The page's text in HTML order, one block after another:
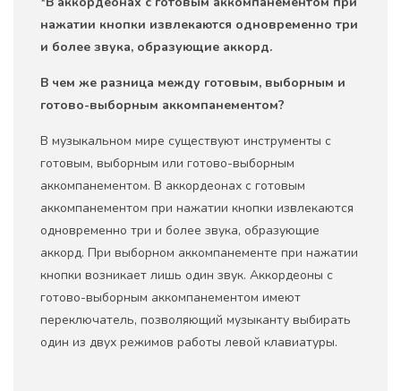
нажатии кнопки извлекаются одновременно три
и более звука, образующие аккорд.
В чем же разница между готовым, выборным и
готово-выборным аккомпанементом?
В музыкальном мире существуют инструменты с
готовым, выборным или готово-выборным
аккомпанементом. В аккордеонах с готовым
аккомпанементом при нажатии кнопки извлекаются
одновременно три и более звука, образующие
аккорд. При выборном аккомпанементе при нажатии
кнопки возникает лишь один звук. Аккордеоны с
готово-выборным аккомпанементом имеют
переключатель, позволяющий музыканту выбирать
один из двух режимов работы левой клавиатуры.